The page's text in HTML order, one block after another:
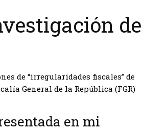
de
de “irregularidades fiscales” de
General de la República (FGR)
en mi